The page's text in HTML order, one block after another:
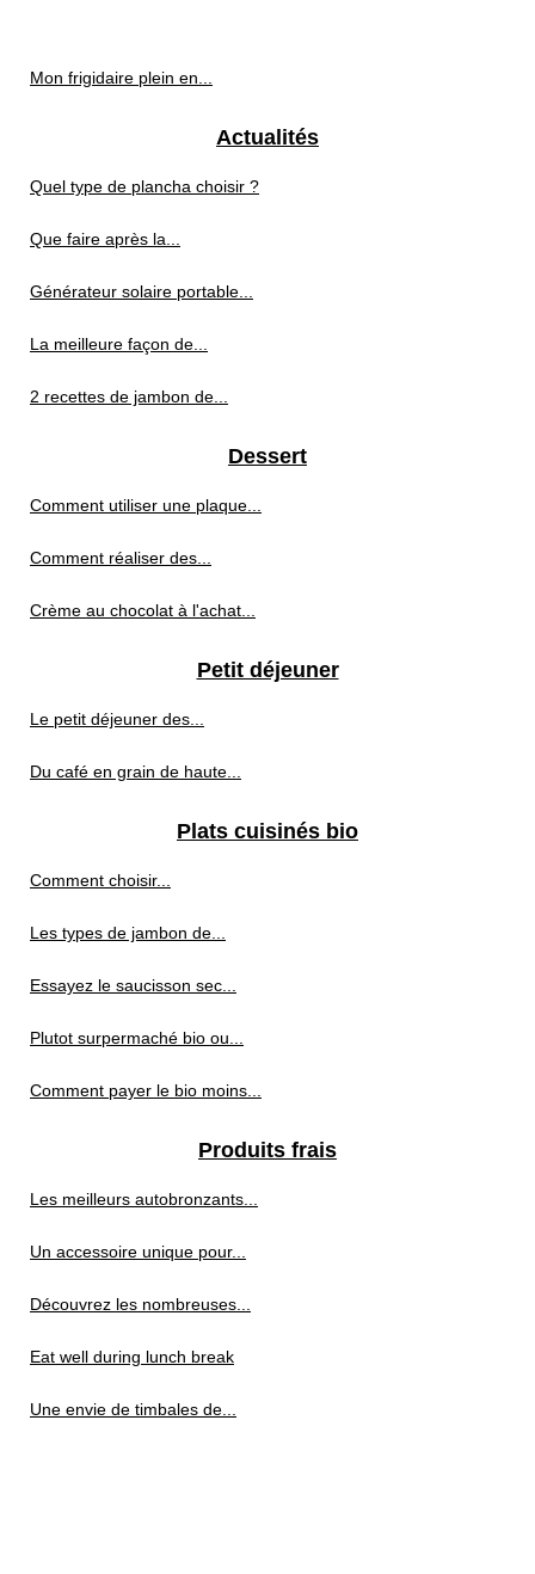
Mon frigidaire plein en...
Actualités
Quel type de plancha choisir ?
Que faire après la...
Générateur solaire portable...
La meilleure façon de...
2 recettes de jambon de...
Dessert
Comment utiliser une plaque...
Comment réaliser des...
Crème au chocolat à l'achat...
Petit déjeuner
Le petit déjeuner des...
Du café en grain de haute...
Plats cuisinés bio
Comment choisir...
Les types de jambon de...
Essayez le saucisson sec...
Plutot surpermaché bio ou...
Comment payer le bio moins...
Produits frais
Les meilleurs autobronzants...
Un accessoire unique pour...
Découvrez les nombreuses...
Eat well during lunch break
Une envie de timbales de...